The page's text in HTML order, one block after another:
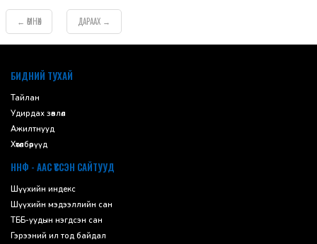
← ӨМНӨХ ДАРААХ →
БИДНИЙ ТУХАЙ
Тайлан
Удирдах зөвлөл
Ажилтнууд
Хөтөлбөрүүд
ННФ - ААС ҮҮССЭН САЙТУУД
Шүүхийн индекс
Шүүхийн мэдээллийн сан
ТББ-уудын нэгдсэн сан
Гэрээний ил тод байдал